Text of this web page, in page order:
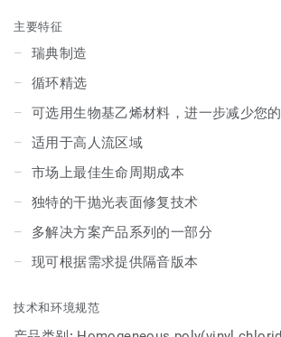
决方案产品。
主要特征
瑞典制造
循环精选
可选用生物基乙烯材料，进一步减少您
适用于高人流区域
市场上最佳生命周期成本
独特的干抛光表面修复技术
多解决方案产品系列的一部分
现可根据需求提供隔音版本
技术和环境规范